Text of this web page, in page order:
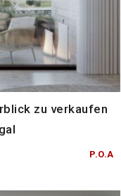
zu verkaufen
P.O.A